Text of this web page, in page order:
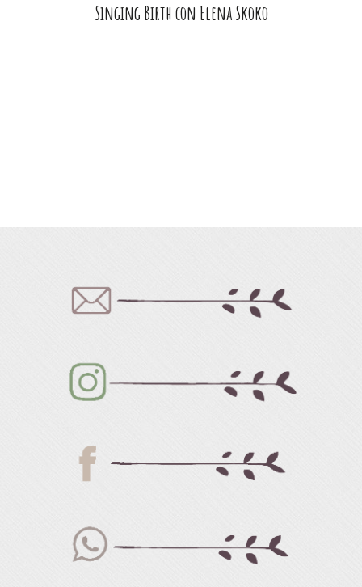
Singing Birth con Elena Skoko